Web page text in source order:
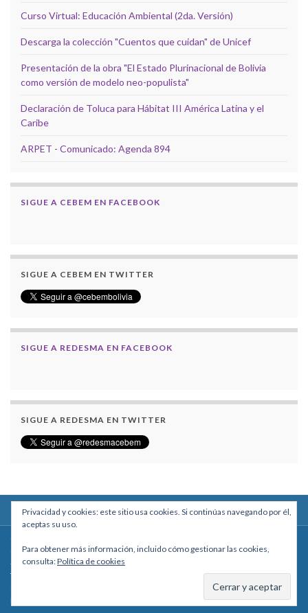
Curso Virtual: Educación Ambiental (2da. Versión)
Descarga la colección "Cuentos que cuidan" de Unicef
Presentación de la obra "El Estado Plurinacional de Bolivia
como versión de modelo neo-populista"
Declaración de Toluca para Hábitat III América Latina y el
Caribe
ARPET - Comunicado: Agenda 894
SIGUE A CEBEM EN FACEBOOK
SIGUE A CEBEM EN TWITTER
SIGUE A REDESMA EN FACEBOOK
SIGUE A REDESMA EN TWITTER
Calle Macario Pinilla # 2588 esq. Av. Arce, Edificio Arcadia, Mezzanine, Of. 101
- La Paz, Bolivia
Teléfono: +591 2431818 - Celular: +591 73027636
Privacidad y cookies: este sitio usa cookies. Si continúas navegando por él,
aceptas su uso.
Para obtener más información, incluido cómo gestionar las cookies,
consulta:Política de cookies